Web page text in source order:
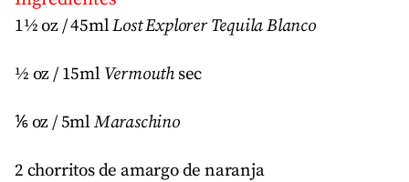
1½ oz / 45mlLost Explorer Tequila Blanco
½ oz / 15ml Vermouthsec
⅙ oz / 5mlMaraschino
2 chorritos de amargo de naranja